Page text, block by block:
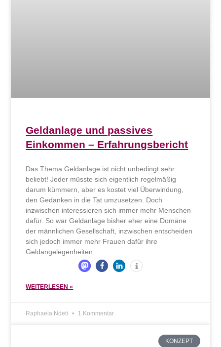
Geldanlage und passives
Einkommen – Erfahrungsbericht
Das Thema Geldanlage ist nicht unbedingt sehr
beliebt! Jeder müsste sich eigentlich regelmäßig
darum kümmern, aber es kostet viel Überwindung,
den Gedanken in die Tat umzusetzen. Doch
inzwischen interessieren sich immer mehr Menschen
dafür. So war Geldanlage bisher eher eine Domäne
der männlichen Gesellschaft, inzwischen entscheiden
sich jedoch immer mehr Frauen dafür ihre
Geldangelegenheiten
WEITERLESEN »
Raphaela Ndeti 1 Kommentar
KONZEPT